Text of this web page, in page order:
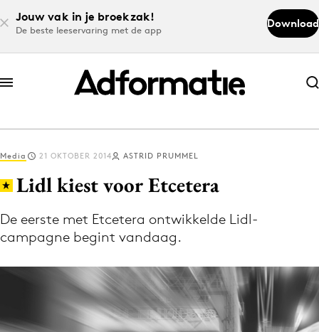
Jouw vak in je broekzak!
De beste leeservaring met de app
Download
Abonneer nu
Abonneer nu
Log in
Download de app
Volg het laatste nieuws via de Adformatie
Media 21 OKTOBER 2014 ASTRID PRUMMEL
Lidl kiest voor Etcetera
De eerste met Etcetera ontwikkelde Lidl-
campagne begint vandaag.